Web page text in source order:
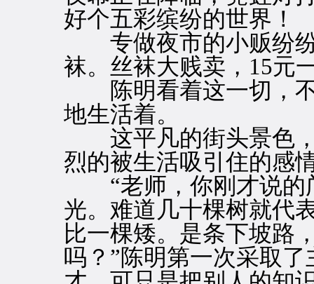
好个五彩缤纷的世界！
专做夜市的小贩纷纷
袜。丝袜大贱卖，15元
陈明看着这一切，不
地生活着。
这平凡的街头景色，
烈的被生活吸引住的感
“老师，你刚才说的
光。难道几十棵树就代
比一棵矮。是条下坡路
吗？”陈明第一次采取